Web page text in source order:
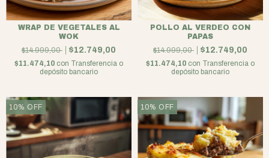
WRAP DE VEGETALES AL
WOK
$14.999,00
$12.749,00
$11.474,10 con Transferencia o
depósito bancario
POLLO AL VERDEO CON
PAPAS
$14.999,00
$12.749,00
$11.474,10 con Transferencia o
depósito bancario
10% OFF 10% OFF